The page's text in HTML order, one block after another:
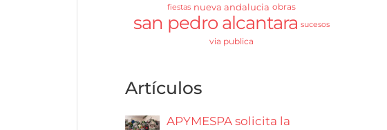
fiestas nueva andalucia obras
san pedro alcantara sucesos
via publica
Artículos
APYMESPA solicita la